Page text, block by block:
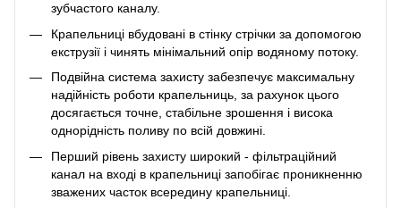
зубчастого каналу.
Крапельниці вбудовані в стінку стрічки за допомогою
екструзії і чинять мінімальний опір водяному потоку.
Подвійна система захисту забезпечує максимальну
надійність роботи крапельниць, за рахунок цього
досягається точне, стабільне зрошення і висока
однорідність поливу по всій довжині.
Перший рівень захисту широкий - фільтраційний
канал на вході в крапельниці запобігає проникненню
зважених часток всередину крапельниці.